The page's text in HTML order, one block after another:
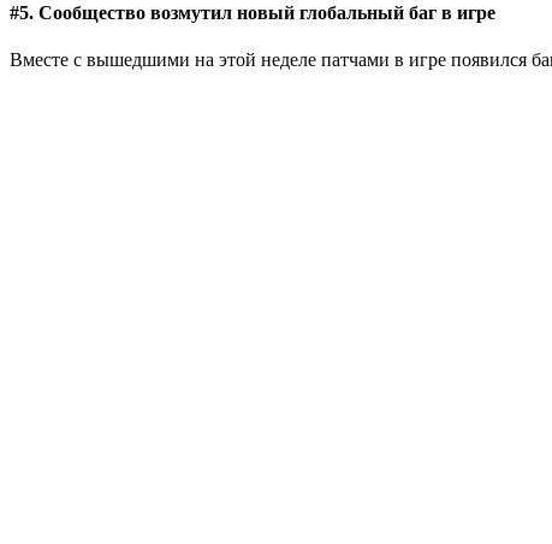
#5. Сообщество возмутил новый глобальный баг в игре
Вместе с вышедшими на этой неделе патчами в игре появился